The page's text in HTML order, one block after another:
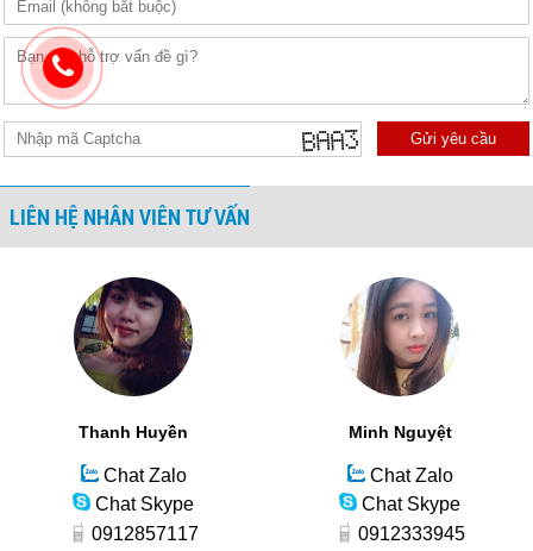
Gửi yêu cầu
LIÊN HỆ NHÂN VIÊN TƯ VẤN
Thanh Huyền
Chat Zalo
Chat Skype
0912857117
Minh Nguyệt
Chat Zalo
Chat Skype
0912333945